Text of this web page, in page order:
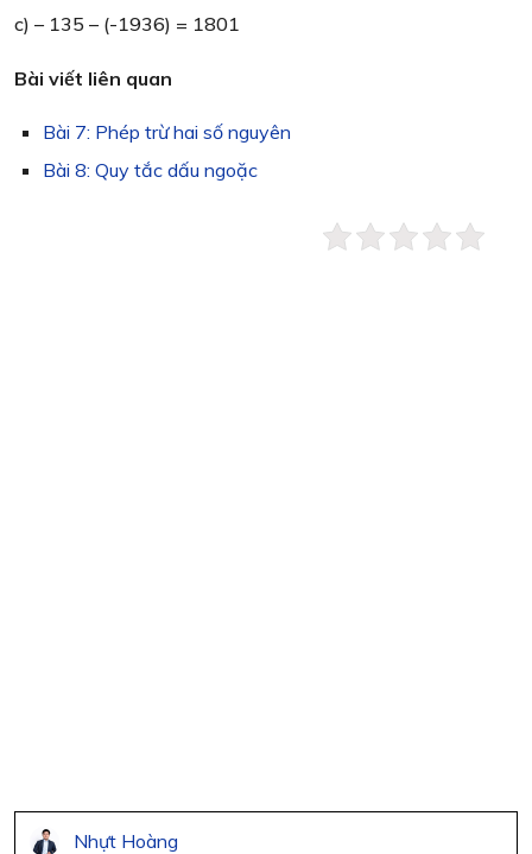
c) – 135 – (-1936) = 1801
Bài viết liên quan
Bài 7: Phép trừ hai số nguyên
Bài 8: Quy tắc dấu ngoặc
Nhựt Hoàng